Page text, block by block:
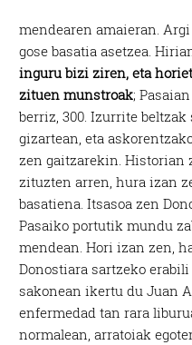
mendearen amaieran.
gose basatia asetzea.
inguru bizi ziren, eta
zituen munstroak;
berriz, 300. Izurrite
gizartean, eta
zen gaitzarekin.
zituzten arren, hura izan
basatiena. Itsasoa zen
Pasaiko portutik mundu
mendean. Hori izan zen,
Donostiara sartzeko
sakonean ikertu du Juan
enfermedad tan rara
normalean, arratoiak